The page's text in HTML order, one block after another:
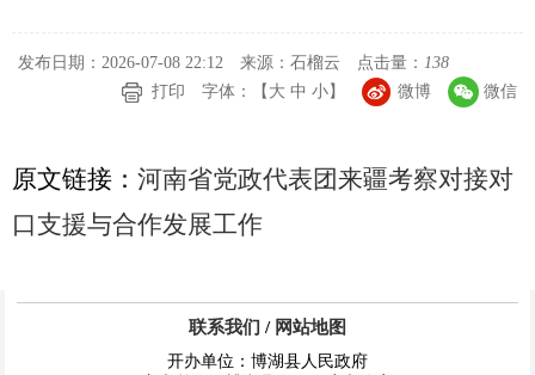
发布日期：2026-07-08 22:12 来源：石榴云 点击量： 138
打印
字体：【 大 中 小】 微博 微信
原文链接： 河南省党政代表团来疆考察对接对
口支援与合作发展工作
联系我们 / 网站地图
开办单位：博湖县人民政府